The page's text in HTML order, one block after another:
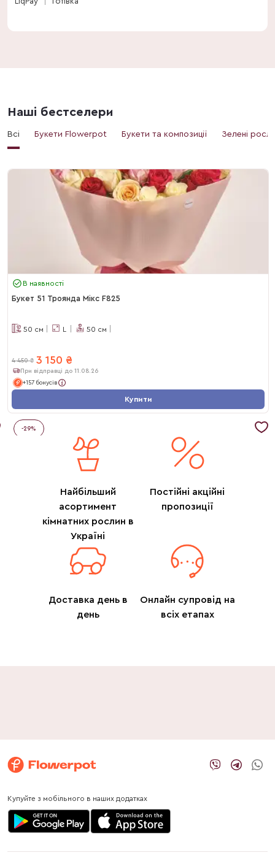
Наші бестселери
Всі Букети Flowerpot Букети та композиції Зелені
В наявності
Букет 51 Троянда Мікс F825
50 см L 50 см
4 450 ₴ 3 150 ₴
При відправці до 11.08.26
+157 бонусів
Купити
-29%
Найбільший
асортимент
кімнатних рослин в
Україні
Постійні акційні
пропозиції
Доставка день в
день
Онлайн супровід на
всіх етапах
Купуйте з мобільного в наших додатках